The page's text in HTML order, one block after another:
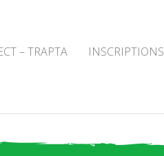
– TRAPTA INSCRIPTIONS